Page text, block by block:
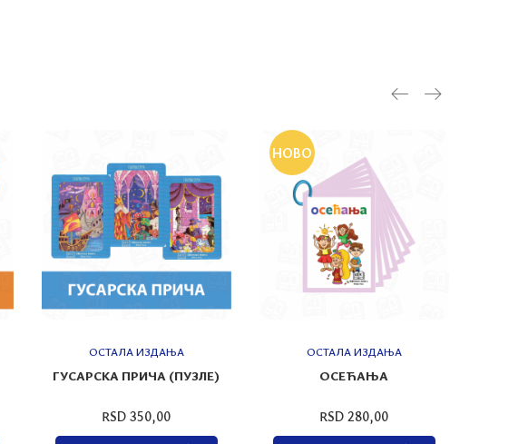
ОСТАЛА ИЗДАЊА
ГУСАРСКА ПРИЧА (ПУЗЛЕ)
RSD 350,00
НОВО
ОСТАЛА ИЗДАЊА
ОСЕЋАЊА
RSD 280,00